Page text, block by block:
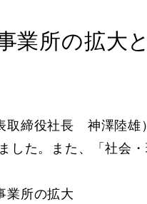
業所の拡大
取締役社長 神澤陸雄
した。また、「社会
業所の拡大